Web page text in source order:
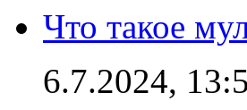
Что такое
6.7.2024,